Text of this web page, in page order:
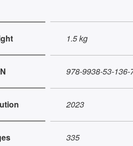
1.5 kg
978-9938-53-136-
2023
335